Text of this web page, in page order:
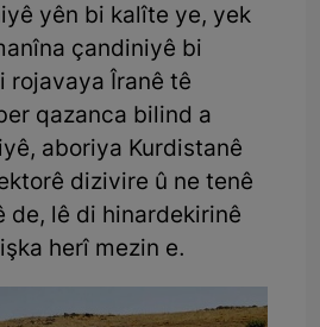
yên bi kalîte ye, yek
çandiniyê bi
Îranê tê
qazanca bilind a
aboriya Kurdistanê
dizivire û ne tenê
de, lê di hinardekirinê
herî mezin e.